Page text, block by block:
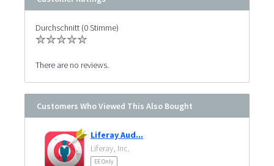
Durchschnitt (0 Stimme)
There are no reviews.
Customers Who Viewed This Also Bought
Liferay Aud...
Liferay, Inc.
EE Only